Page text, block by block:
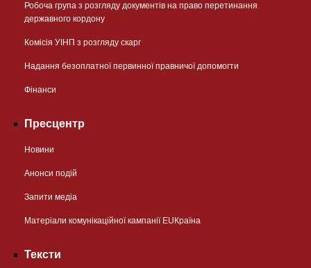
Робоча група з розгляду документів на право перетинання
державного кордону
Комісія УІНП з розгляду скарг
Надання безоплатної первинної правничої допомогти
Фінанси
Пресцентр
Новини
Анонси подій
Запити медіа
Матеріали комунікаційної кампанії EUКраїна
Тексти